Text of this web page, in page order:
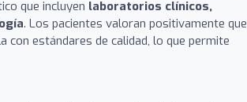
que incluyen laboratorios clínicos,
. Los pacientes valoran positivamente
con estándares de calidad, lo que permite